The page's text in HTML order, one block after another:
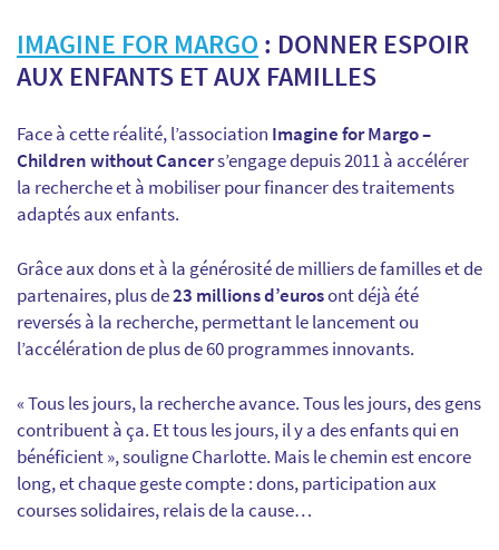
IMAGINE FOR MARGO : DONNER ESPOIR
AUX ENFANTS ET AUX FAMILLES
Face à cette réalité, l’association Imagine for Margo –
Children without Cancers’engage depuis 2011 à accélérer
la recherche et à mobiliser pour financer des traitements
adaptés aux enfants.
Grâce aux dons et à la générosité de milliers de familles et de
partenaires, plus de23 millions d’eurosont déjà été
reversés à la recherche, permettant le lancement ou
l’accélération de plus de 60 programmes innovants.
« Tous les jours, la recherche avance. Tous les jours, des gens
contribuent à ça. Et tous les jours, il y a des enfants qui en
bénéficient », souligne Charlotte. Mais le chemin est encore
long, et chaque geste compte : dons, participation aux
courses solidaires, relais de la cause…